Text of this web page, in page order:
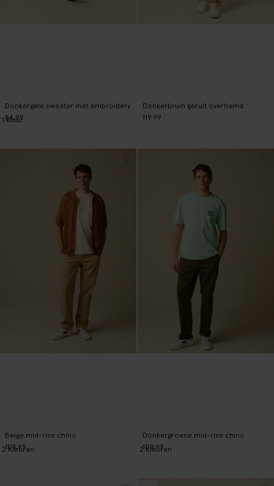
Donkergele sweater met embroidery
84.99
1 kleur
Donkerbruin geruit overhemd
119.99
Beige mid-rise chino
109.99
2Kleuren
Donkergroene mid-rise chino
109.99
2Kleuren